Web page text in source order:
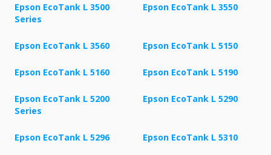
Epson EcoTank L 3500
Series
Epson EcoTank L 3550
Epson EcoTank L 3560 Epson EcoTank L 5150
Epson EcoTank L 5160 Epson EcoTank L 5190
Epson EcoTank L 5200
Series
Epson EcoTank L 5290
Epson EcoTank L 5296 Epson EcoTank L 5310